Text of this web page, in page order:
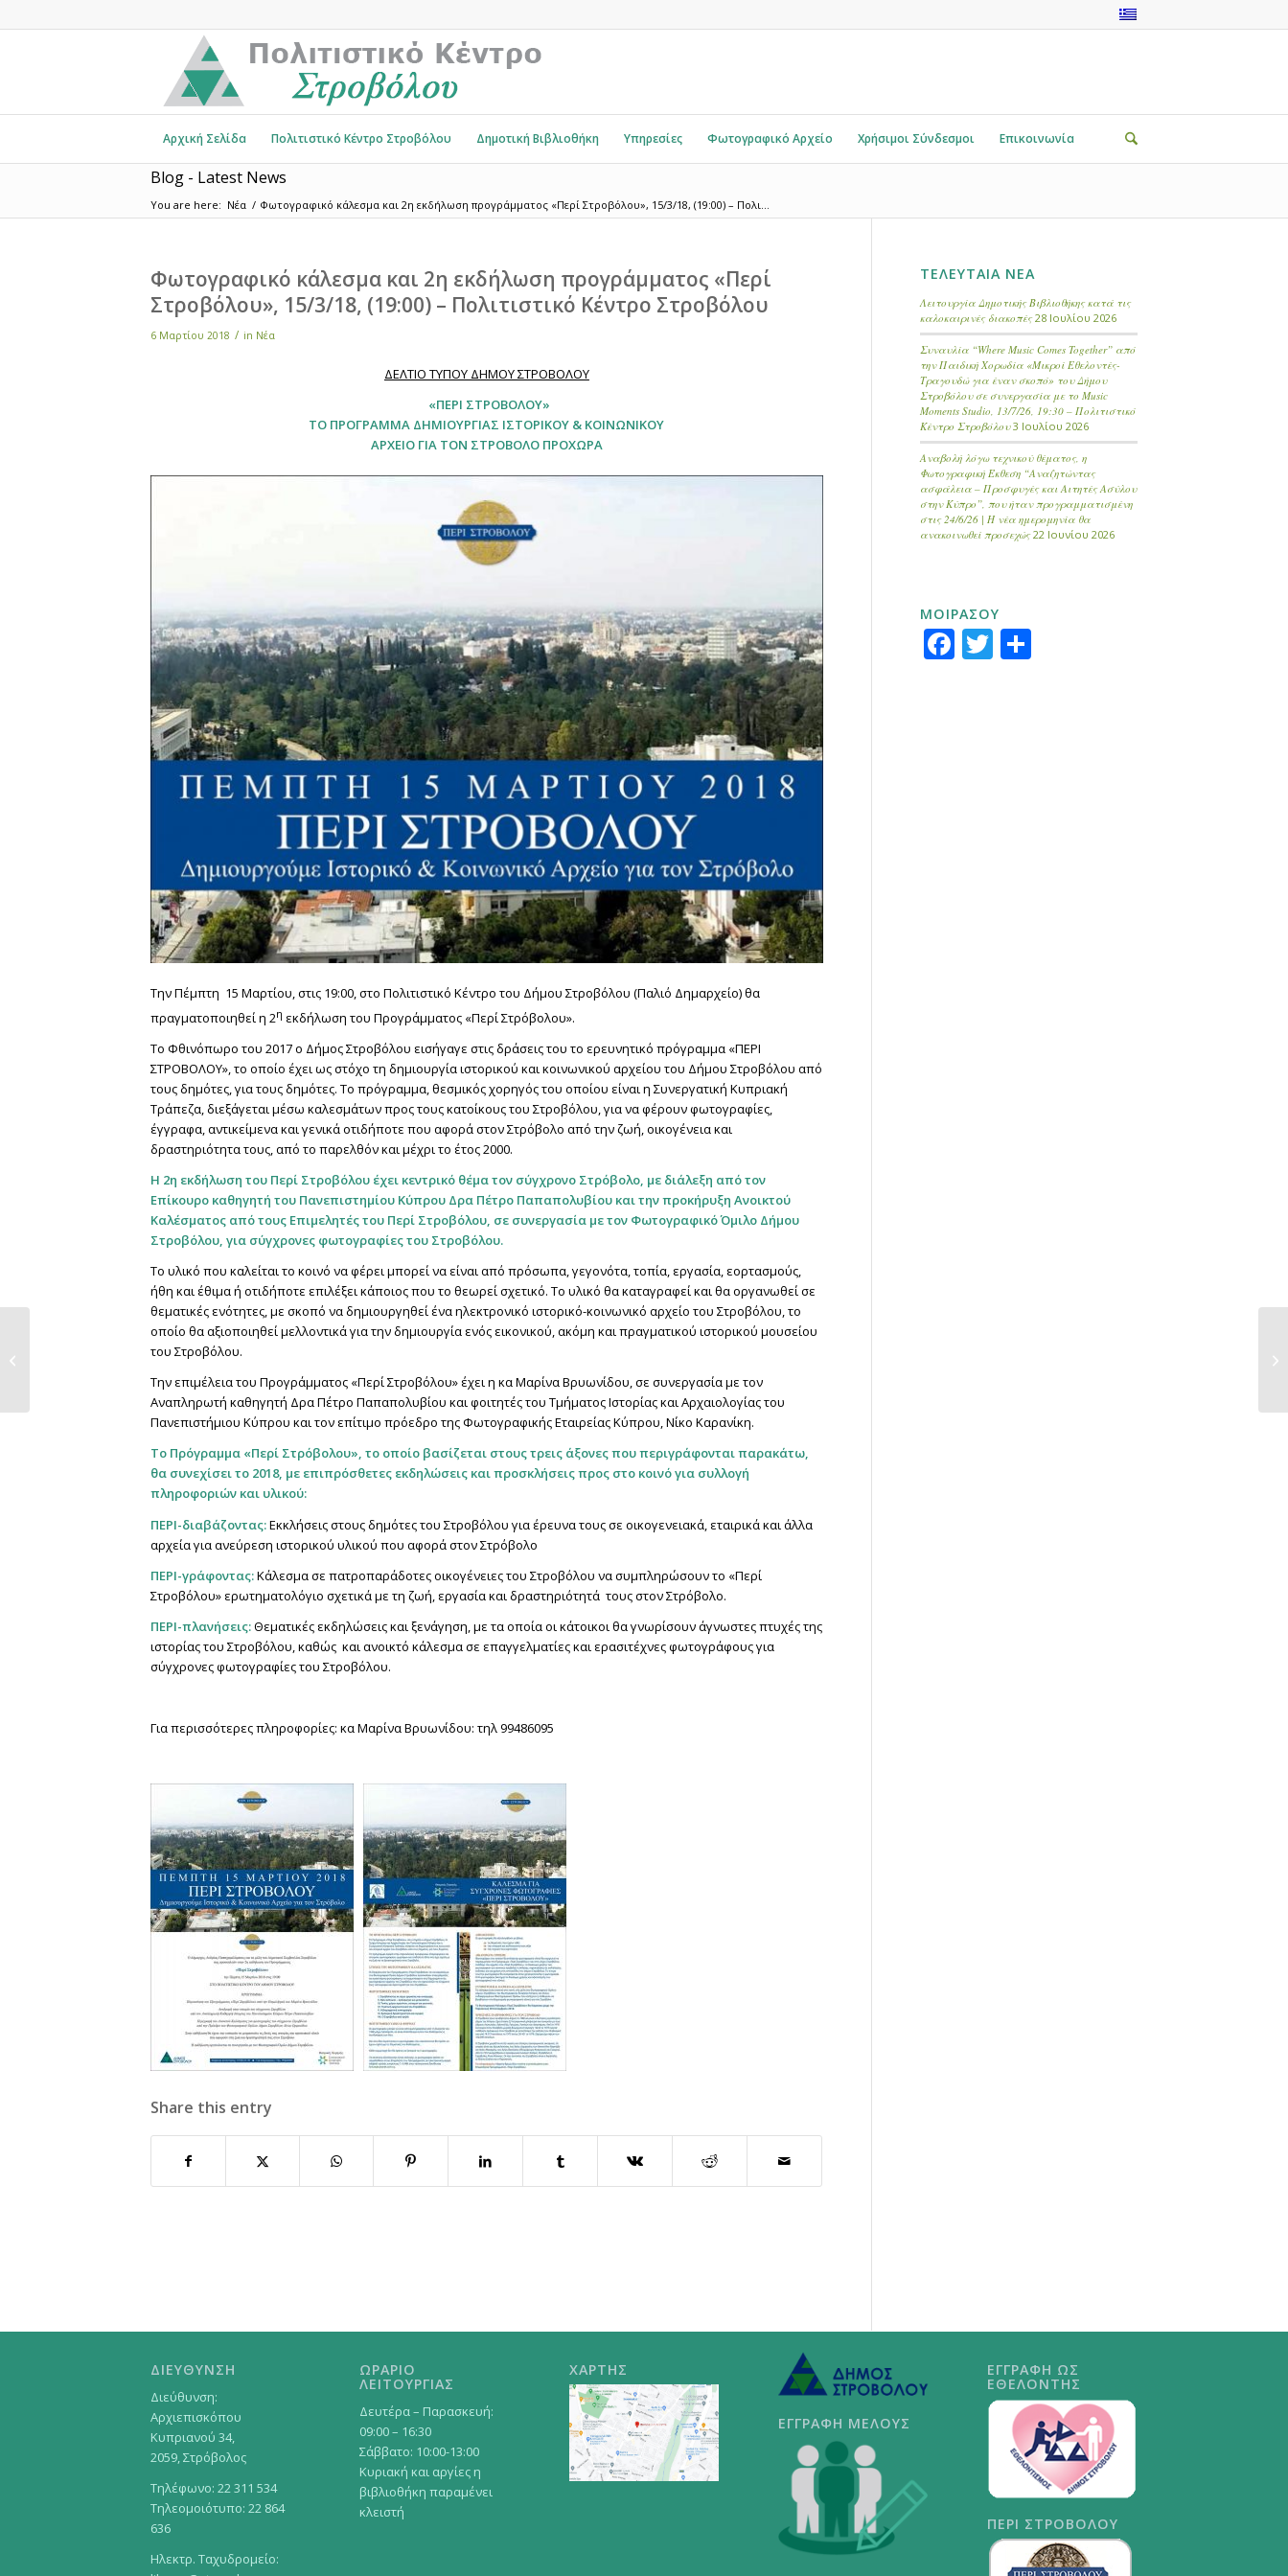
Αρχική Σελίδα Πολιτιστικό Κέντρο Στροβόλου Δημοτική Βιβλιοθήκη Υπηρεσίες Φωτογραφικό Αρχείο Χρήσιμοι Σύνδεσμοι Επικοινωνία
Blog - Latest News
You are here: Νέα / Φωτογραφικό κάλεσμα και 2η εκδήλωση προγράμματος «Περί Στροβόλου», 15/3/18, (19:00) – Πολι...
Φωτογραφικό κάλεσμα και 2η εκδήλωση προγράμματος «Περί
Στροβόλου», 15/3/18, (19:00) – Πολιτιστικό Κέντρο Στροβόλου
6 Μαρτίου 2018 / in Νέα
ΔΕΛΤΙΟ ΤΥΠΟΥ ΔΗΜΟΥ ΣΤΡΟΒΟΛΟΥ
«ΠΕΡΙ ΣΤΡΟΒΟΛΟΥ»
ΤΟ ΠΡΟΓΡΑΜΜΑ ΔΗΜΙΟΥΡΓΙΑΣ ΙΣΤΟΡΙΚΟΥ & ΚΟΙΝΩΝΙΚΟΥ
ΑΡΧΕΙΟ ΓΙΑ ΤΟΝ ΣΤΡΟΒΟΛΟ ΠΡΟΧΩΡΑ
Την Πέμπτη 15 Μαρτίου, στις 19:00, στο Πολιτιστικό Κέντρο του Δήμου Στροβόλου (Παλιό Δημαρχείο) θα
πραγματοποιηθεί η 2η εκδήλωση του Προγράμματος «Περί Στρόβολου».
Το Φθινόπωρο του 2017 ο Δήμος Στροβόλου εισήγαγε στις δράσεις του το ερευνητικό πρόγραμμα «ΠΕΡΙ
ΣΤΡΟΒΟΛΟΥ», το οποίο έχει ως στόχο τη δημιουργία ιστορικού και κοινωνικού αρχείου του Δήμου Στροβόλου από
τους δημότες, για τους δημότες. Το πρόγραμμα, θεσμικός χορηγός του οποίου είναι η Συνεργατική Κυπριακή
Τράπεζα, διεξάγεται μέσω καλεσμάτων προς τους κατοίκους του Στροβόλου, για να φέρουν φωτογραφίες,
έγγραφα, αντικείμενα και γενικά οτιδήποτε που αφορά στον Στρόβολο από την ζωή, οικογένεια και
δραστηριότητα τους, από το παρελθόν και μέχρι το έτος 2000.
Η 2η εκδήλωση του Περί Στροβόλου έχει κεντρικό θέμα τον σύγχρονο Στρόβολο, με διάλεξη από τον
Επίκουρο καθηγητή του Πανεπιστημίου Κύπρου Δρα Πέτρο Παπαπολυβίου και την προκήρυξη Ανοικτού
Καλέσματος από τους Επιμελητές του Περί Στροβόλου, σε συνεργασία με τον Φωτογραφικό Όμιλο Δήμου
Στροβόλου, για σύγχρονες φωτογραφίες του Στροβόλου.
Το υλικό που καλείται το κοινό να φέρει μπορεί να είναι από πρόσωπα, γεγονότα, τοπία, εργασία, εορτασμούς,
ήθη και έθιμα ή οτιδήποτε επιλέξει κάποιος που το θεωρεί σχετικό. Το υλικό θα καταγραφεί και θα οργανωθεί σε
θεματικές ενότητες, με σκοπό να δημιουργηθεί ένα ηλεκτρονικό ιστορικό-κοινωνικό αρχείο του Στροβόλου, το
οποίο θα αξιοποιηθεί μελλοντικά για την δημιουργία ενός εικονικού, ακόμη και πραγματικού ιστορικού μουσείου
του Στροβόλου.
Την επιμέλεια του Προγράμματος «Περί Στροβόλου» έχει η κα Μαρίνα Βρυωνίδου, σε συνεργασία με τον
Αναπληρωτή καθηγητή Δρα Πέτρο Παπαπολυβίου και φοιτητές του Τμήματος Ιστορίας και Αρχαιολογίας του
Πανεπιστήμιου Κύπρου και τον επίτιμο πρόεδρο της Φωτογραφικής Εταιρείας Κύπρου, Νίκο Καρανίκη.
Το Πρόγραμμα «Περί Στρόβολου», το οποίο βασίζεται στους τρεις άξονες που περιγράφονται παρακάτω,
θα συνεχίσει το 2018, με επιπρόσθετες εκδηλώσεις και προσκλήσεις προς στο κοινό για συλλογή
πληροφοριών και υλικού:
ΠΕΡΙ-διαβάζοντας:Εκκλήσεις στους δημότες του Στροβόλου για έρευνα τους σε οικογενειακά, εταιρικά και άλλα
αρχεία για ανεύρεση ιστορικού υλικού που αφορά στον Στρόβολο
ΠΕΡΙ-γράφοντας:Κάλεσμα σε πατροπαράδοτες οικογένειες του Στροβόλου να συμπληρώσουν το «Περί
Στροβόλου» ερωτηματολόγιο σχετικά με τη ζωή, εργασία και δραστηριότητά τους στον Στρόβολο.
ΠΕΡΙ-πλανήσεις:Θεματικές εκδηλώσεις και ξενάγηση, με τα οποία οι κάτοικοι θα γνωρίσουν άγνωστες πτυχές της
ιστορίας του Στροβόλου, καθώς και ανοικτό κάλεσμα σε επαγγελματίες και ερασιτέχνες φωτογράφους για
σύγχρονες φωτογραφίες του Στροβόλου.
Για περισσότερες πληροφορίες: κα Μαρίνα Βρυωνίδου: τηλ 99486095
Share this entry
ΤΕΛΕΥΤΑΙΑ ΝΕΑ
Λειτουργία Δημοτικής Βιβλιοθήκης κατά τις
καλοκαιρινές διακοπές 28 Ιουλίου 2026
Συναυλία “Where Music Comes Together” από
την Παιδική Χορωδία «Μικροί Εθελοντές-
Τραγουδώ για έναν σκοπό» του Δήμου
Στροβόλου σε συνεργασία με το Music
Moments Studio, 13/7/26, 19:30 – Πολιτιστικό
Κέντρο Στροβόλου 3 Ιουλίου 2026
Αναβολή λόγω τεχνικού θέματος, η
Φωτογραφική Έκθεση “Αναζητώντας
ασφάλεια – Προσφυγές και Αιτητές Ασύλου
στην Κύπρο”, που ήταν προγραμματισμένη
στις 24/6/26 | Η νέα ημερομηνία θα
ανακοινωθεί προσεχώς 22 Ιουνίου 2026
ΜΟΙΡΑΣΟΥ
Facebook
Twitter
Μοιραστείτε
ΔΙΕΥΘΥΝΣΗ
Διεύθυνση:
Αρχιεπισκόπου
Κυπριανού 34,
2059, Στρόβολος
Τηλέφωνο: 22 311 534
Τηλεομοιότυπο: 22 864
636
Ηλεκτρ. Ταχυδρομείο:
ΩΡΑΡΙΟ
ΛΕΙΤΟΥΡΓΙΑΣ
Δευτέρα – Παρασκευή:
09:00 – 16:30
Σάββατο: 10:00-13:00
Κυριακή και αργίες η
βιβλιοθήκη παραμένει
κλειστή
ΧΑΡΤΗΣ
ΕΓΓΡΑΦΗ ΜΕΛΟΥΣ
ΕΓΓΡΑΦΗ ΩΣ
ΕΘΕΛΟΝΤΗΣ
ΠΕΡΙ ΣΤΡΟΒΟΛΟΥ
Examiner workshop A-